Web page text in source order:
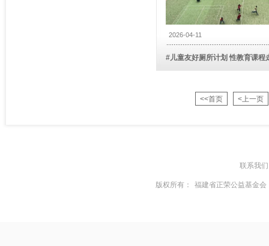
2026-04-11
#儿童友好厕所计划 性教育课程
<<首页 <上一页
联系我们
版权所有： 福建省正荣公益基金会